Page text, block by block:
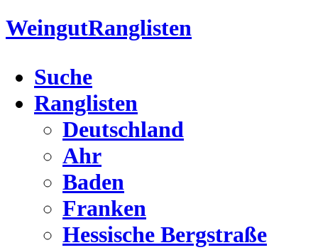
WeingutRanglisten
Suche
Ranglisten
Deutschland
Ahr
Baden
Franken
Hessische Bergstraße